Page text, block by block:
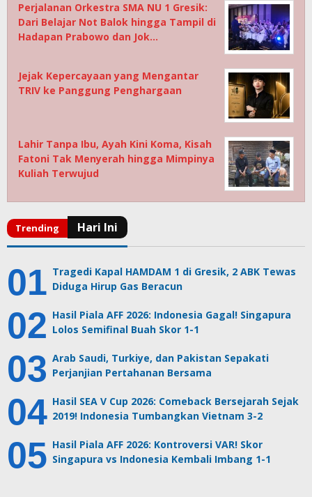
Perjalanan Orkestra SMA NU 1 Gresik:
Dari Belajar Not Balok hingga Tampil di
Hadapan Prabowo dan Jok…
Jejak Kepercayaan yang Mengantar
TRIV ke Panggung Penghargaan
Lahir Tanpa Ibu, Ayah Kini Koma, Kisah
Fatoni Tak Menyerah hingga Mimpinya
Kuliah Terwujud
Tragedi Kapal HAMDAM 1 di Gresik, 2 ABK Tewas
Diduga Hirup Gas Beracun
Hasil Piala AFF 2026: Indonesia Gagal! Singapura
Lolos Semifinal Buah Skor 1-1
Arab Saudi, Turkiye, dan Pakistan Sepakati
Perjanjian Pertahanan Bersama
Hasil SEA V Cup 2026: Comeback Bersejarah Sejak
2019! Indonesia Tumbangkan Vietnam 3-2
Hasil Piala AFF 2026: Kontroversi VAR! Skor
Singapura vs Indonesia Kembali Imbang 1-1